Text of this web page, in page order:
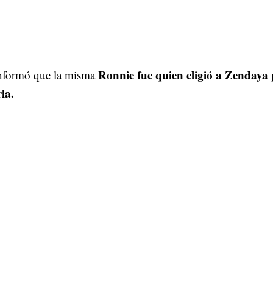
que la mismaRonnie fue quien eligió a Zendaya